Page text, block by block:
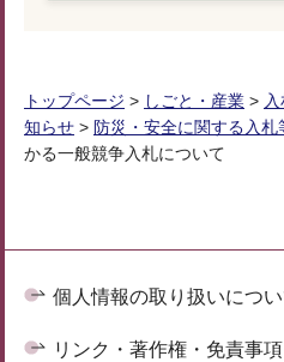
トップページ > しごと・産業 >
知らせ > 防災・安全に関する入札
かる一般競争入札について
個人情報の取り扱いについ
リンク・著作権・免責事項